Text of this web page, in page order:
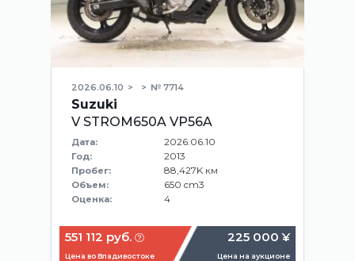
2026.06.10 № 7714
Suzuki
V STROM650A VP56A
Дата: 2026.06.10
Год: 2013
Пробег: 88,427K км
Объем: 650 cm3
Оценка: 4
551 112 руб.
Цена во Владивостоке
225 000 ¥
Цена на аукционе